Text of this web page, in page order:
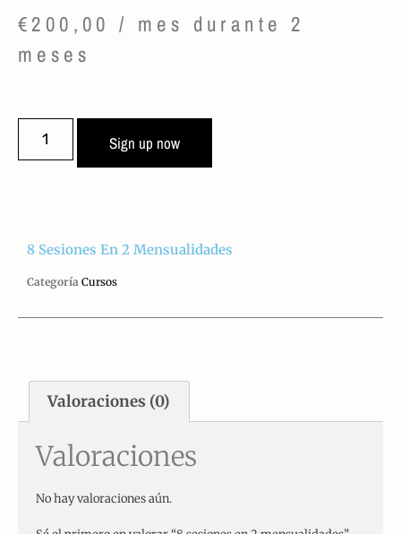
€200,00 / mes durante 2
meses
Sign up now
8 Sesiones En 2 Mensualidades
Categoría Cursos
Valoraciones (0)
Valoraciones
No hay valoraciones aún.